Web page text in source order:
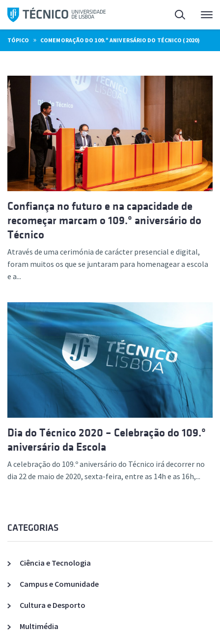
Saltar
para
o
conteúdo
Pesquisa
TÓPICO » COMEMORAÇÃO DO 109.º ANIVERSÁRIO DO TÉCNICO (2020)
Confiança no futuro e na capacidade de
recomeçar marcam o 109.º aniversário do
Técnico
Através de uma cerimónia de carácter presencial e digital,
foram muitos os que se juntaram para homenagear a escola
e a...
Dia do Técnico 2020 – Celebração do 109.º
aniversário da Escola
A celebração do 109.º aniversário do Técnico irá decorrer no
dia 22 de maio de 2020, sexta-feira, entre as 14h e as 16h,...
CATEGORIAS
Ciência e Tecnologia
Campus e Comunidade
Cultura e Desporto
Multimédia